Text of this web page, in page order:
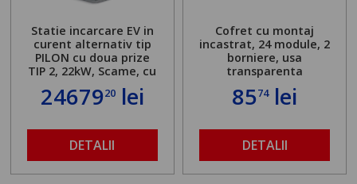
Statie incarcare EV in
curent alternativ tip
PILON cu doua prize
TIP 2, 22kW, Scame, cu
server local
2467920lei
DETALII
Cofret cu montaj
incastrat, 24 module, 2
borniere, usa
transparenta
8574lei
DETALII